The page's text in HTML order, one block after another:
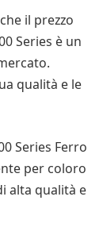
il prezzo
Series è un
qualità e le
Series Ferro
per coloro
alta qualità e